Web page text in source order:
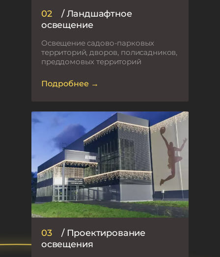
02/ Ландшафтное
освещение
Освещение садово-парковых
территорий, дворов, полисадников,
преддомовых территорий
Подробнее →
03/ Проектирование
освещения